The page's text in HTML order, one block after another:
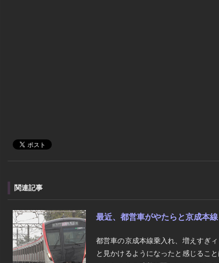
関連記事
最近、都営車がやたらと京成本
都営車の京成本線乗入れ、増えすぎ
と見かけるようになったと感じるこ